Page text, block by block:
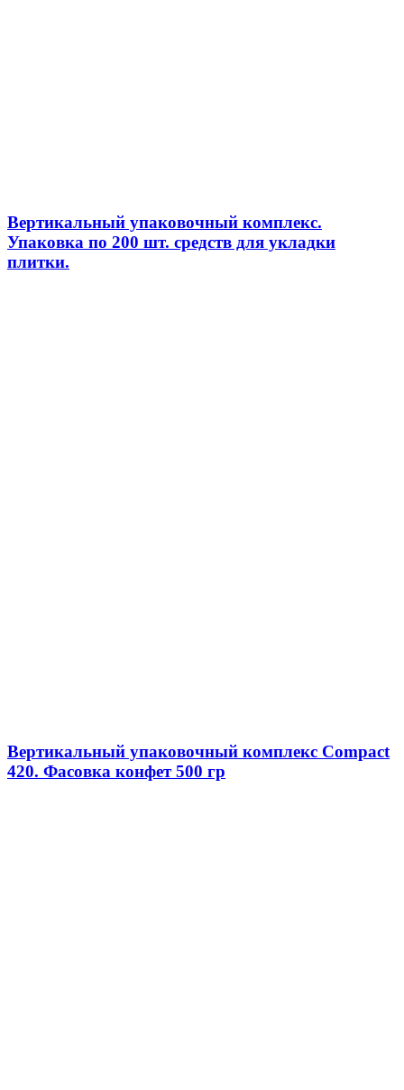
Вертикальный упаковочный комплекс.
Упаковка по 200 шт. средств для укладки
плитки.
Вертикальный упаковочный комплекс Compact
420. Фасовка конфет 500 гр